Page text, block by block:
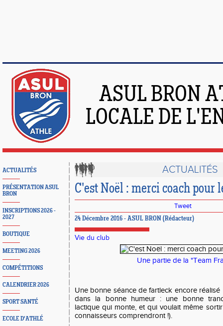
ASUL BRON
LOCALE DE
ACTUALITÉS
PRÉSENTATION ASUL
BRON
INSCRIPTIONS 2026 -
2027
BOUTIQUE
MEETING 2026
COMPÉTITIONS
CALENDRIER 2026
SPORT SANTÉ
ECOLE D'ATHLÉ
ACTUALITÉS
C'est Noël : merci coach pour
Tweet
24 Décembre 2016 - ASUL BRON (Rédacteur)
Vie du club
Une partie de la "Team
Une bonne séance de fartleck encore
dans la bonne humeur : une bonne
lactique qui monte, et qui voulait même
connaisseurs comprendront !).